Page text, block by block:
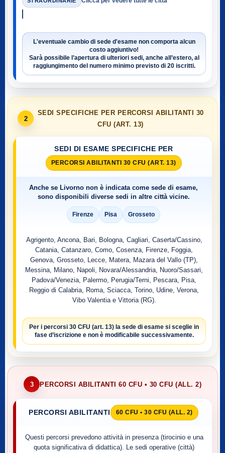
L'eventuale cambio di sede d'esame non comporta alcun
costo aggiuntivo!
Sarà possibile l’apertura di ulteriori sedi, anche all’estero, al
raggiungimento del numero minimo previsto di 20 iscritti.
2
SEDI SPECIFICHE PER PERCORSI ABILITANTI 30
CFU (ART. 13)
SEDI DI ESAME SPECIFICHE PER
PERCORSI ABILITANTI 30 CFU (ART. 13)
Anche se Livorno non è indicata come sede di esame,
sono disponibili diverse sedi in altre città vicine.
Firenze Pisa Grosseto
Agrigento, Ancona, Bari, Bologna, Cagliari, Caserta/Cassino,
Catania, Catanzaro, Como, Cosenza, Firenze, Foggia,
Genova, Grosseto, Lecce, Matera, Mazara del Vallo (TP),
Messina, Milano, Napoli, Novara/Alessandria, Nuoro/Sassari,
Padova/Venezia, Palermo, Perugia/Terni, Pescara, Pisa,
Reggio di Calabria, Roma, Sciacca, Torino, Udine, Verona,
Vibo Valentia e Vittoria (RG).
Per i percorsi 30 CFU (art. 13) la sede di esame si sceglie in
fase d’iscrizionee non è modificabile successivamente.
3 PERCORSI ABILITANTI 60 CFU • 30 CFU (ALL. 2)
PERCORSI ABILITANTI 60 CFU • 30 CFU (ALL. 2)
Questi percorsi prevedono attività in presenza (tirocinio e una
quota significativa di didattica). Le sedi operative (città)